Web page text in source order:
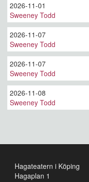
2026-11-01
Sweeney Todd
2026-11-07
Sweeney Todd
2026-11-07
Sweeney Todd
2026-11-08
Sweeney Todd
Hagateatern i Köping
Hagaplan 1